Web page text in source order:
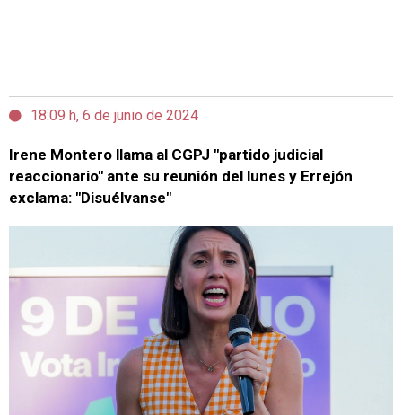
18:09 h, 6 de junio de 2024
Irene Montero llama al CGPJ "partido judicial
reaccionario" ante su reunión del lunes y Errejón
exclama: "Disuélvanse"